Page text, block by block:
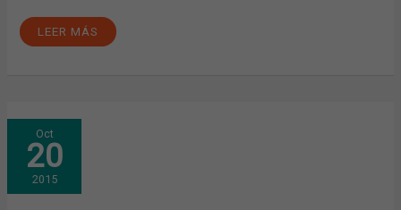
COMO
FUENTE
DE
REFERENCIA
LEER MÁS
Oct
20
2015
¿QUÉ
DEBEMOS
HACER
CON
LOS
MEDICAMENTOS
CADUCADOS?